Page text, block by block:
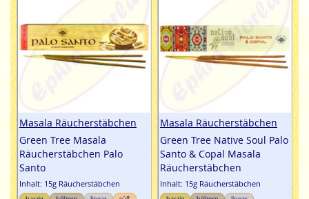
Masala Räucherstäbchen
Green Tree Masala
Räucherstäbchen Palo
Santo
Inhalt: 15g Räucherstäbchen
Masala Räucherstäbchen
Green Tree Native Soul Palo
Santo & Copal Masala
Räucherstäbchen
Inhalt: 15g Räucherstäbchen